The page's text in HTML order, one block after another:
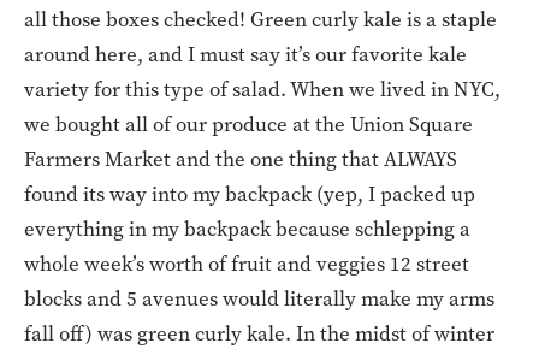
all those boxes checked! Green curly kale is a staple
around here, and I must say it’s our favorite kale
variety for this type of salad. When we lived in NYC,
we bought all of our produce at the Union Square
Farmers Market and the one thing that ALWAYS
found its way into my backpack (yep, I packed up
everything in my backpack because schlepping a
whole week’s worth of fruit and veggies 12 street
blocks and 5 avenues would literally make my arms
fall off) was green curly kale. In the midst of winter